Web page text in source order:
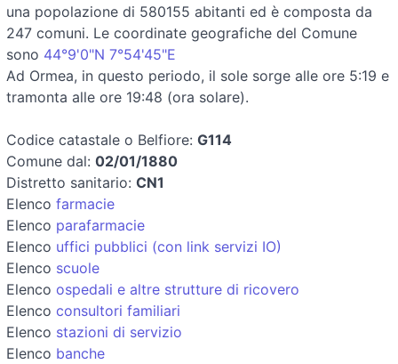
una popolazione di 580155 abitanti ed è composta da
247 comuni. Le coordinate geografiche del Comune
sono 44°9'0"N 7°54'45"E
Ad Ormea, in questo periodo, il sole sorge alle ore 5:19 e
tramonta alle ore 19:48 (ora solare).
Codice catastale o Belfiore: G114
Comune dal: 02/01/1880
Distretto sanitario: CN1
Elenco farmacie
Elenco parafarmacie
Elenco uffici pubblici (con link servizi IO)
Elenco scuole
Elenco ospedali e altre strutture di ricovero
Elenco consultori familiari
Elenco stazioni di servizio
Elenco banche